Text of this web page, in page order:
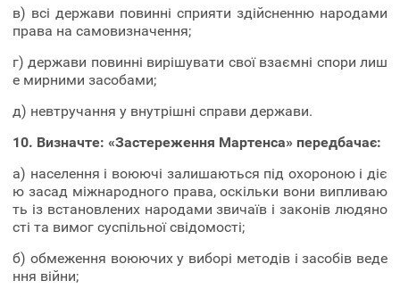
в) всі держави повинні сприяти здійсненню народами
права на самовизначення;
г) держави повинні вирішувати свої взаємні спори лиш
е мирними засобами;
д) невтручання у внутрішні справи держави.
10. Визначте: «Застереження Мартенса» передбачає:
а) населення і воюючі залишаються під охороною і діє
ю засад міжнародного права, оскільки вони випливаю
ть із встановлених народами звичаїв і законів людяно
сті та вимог суспільної свідомості;
б) обмеження воюючих у виборі методів і засобів веде
ння війни;